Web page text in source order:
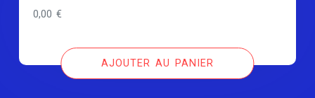
0,00€
AJOUTER AU PANIER